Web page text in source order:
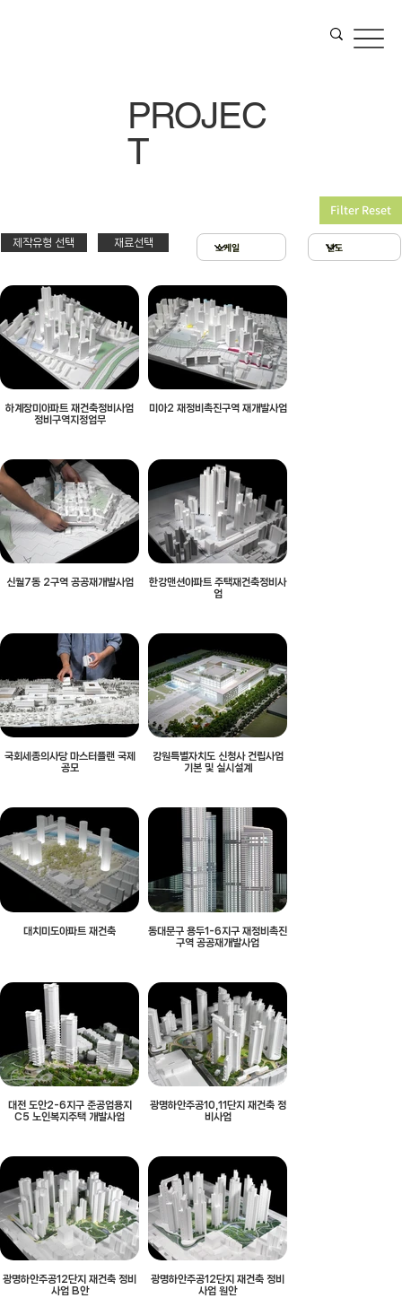
제작유형 선택 재료선택
Filter Reset
하계장미아파트 재건축정비사업
정비구역지정업무
미아2 재정비촉진구역 재개발사업
신월7동 2구역 공공재개발사업
한강맨션아파트 주택재건축정비사
업
국회세종의사당 마스터플랜 국제
공모
강원특별자치도 신청사 건립사업
기본 및 실시설계
대치미도아파트 재건축
동대문구 용두1-6지구 재정비촉진
구역 공공재개발사업
대전 도안2-6지구 준공업용지
C5 노인복지주택 개발사업
광명하안주공10,11단지 재건축 정
비사업
광명하안주공12단지 재건축 정비
사업 B안
광명하안주공12단지 재건축 정비
사업 원안
스치로폴 & 우드락
아크릴 & 3D 프린팅
확대모형
제작유형선택
PT
제출
현상
PROJEC
T